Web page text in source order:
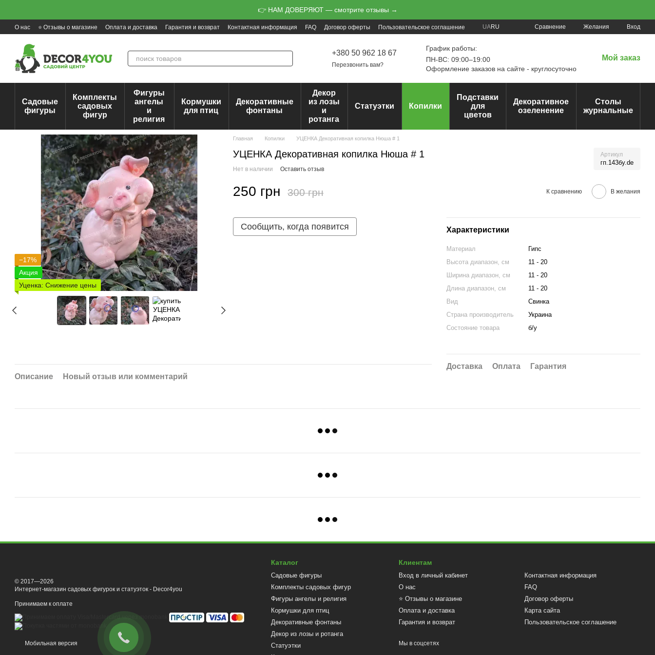
👉 НАМ ДОВЕРЯЮТ — смотрите отзывы →
О нас ⭐ Отзывы о магазине Оплата и доставка Гарантия и возврат Контактная информация FAQ Договор оферты Пользовательское соглашение UARU Сравнение Желания Вход
+380 50 962 18 67
Перезвонить вам?
График работы:
ПН-ВС: 09:00–19:00
Оформление заказов на сайте - круглосуточно
Мой заказ
Садовые
фигуры
Комплекты
садовых
фигур
Фигуры
ангелы
и
религия
Кормушки
для птиц
Декоративные
фонтаны
Декор
из лозы
и
ротанга
Статуэтки Копилки
Подставки
для
цветов
Декоративное
озеленение
Столы
журнальные
−17%
Акция
Уценка: Снижение цены
Главная Копилки УЦЕНКА Декоративная копилка Нюша # 1
УЦЕНКА Декоративная копилка Нюша # 1 Артикул
гп.143бу.de
Нет в наличии Оставить отзыв
250 грн 300 грн К сравнению В желания
Сообщить, когда появится Характеристики
Материал
Гипс
Высота диапазон, см
11 - 20
Ширина диапазон, см
11 - 20
Длина диапазон, см
11 - 20
Вид
Свинка
Страна производитель
Украина
Состояние товара
б/у
Доставка Оплата
Гарантия
Описание
Новый отзыв или комментарий
© 2017—2026
Интернет-магазин садовых фигурок и статуэток - Decor4you
Принимаем к оплате
Мобильная версия
Каталог
Садовые фигуры
Комплекты садовых фигур
Фигуры ангелы и религия
Кормушки для птиц
Декоративные фонтаны
Декор из лозы и ротанга
Статуэтки
Клиентам
Вход в личный кабинет
О нас
⭐ Отзывы о магазине
Оплата и доставка
Гарантия и возврат
Контактная информация
FAQ
Договор оферты
Карта сайта
Пользовательское соглашение
Мы в соцсетях